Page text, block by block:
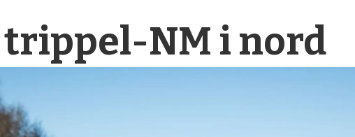
NM i nord